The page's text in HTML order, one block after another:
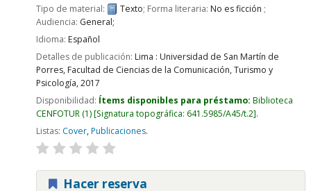
Tipo de material:
Texto; Forma literaria: No es ficción ;
Audiencia: General;
Idioma: Español
Detalles de publicación: Lima : Universidad de San Martín de
Porres, Facultad de Ciencias de la Comunicación, Turismo y
Psicología,2017
Disponibilidad: Ítems disponibles para préstamo: Biblioteca
CENFOTUR(1) Signatura topográfica: 641.5985/A45/t.2 .
Listas: Cover,Publicaciones.
Hacer reserva